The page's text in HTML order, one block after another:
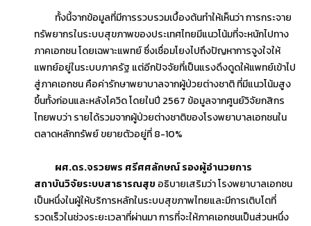
ทั้งนี้จากข้อมูลที่มีการรวบรวมเบื้องต้นทำให้เห็นว่า การกระจาย
ทรัพยากรในระบบสุขภาพของประเทศไทยมีแนวโน้มที่จะหนักไปทาง
ภาคเอกชน โดยเฉพาะแพทย์ ซึ่งเชื่อมโยงไปถึงปัญหาการจูงใจให้
แพทย์อยู่ในระบบภาครัฐ แต่อีกปัจจัยที่เป็นแรงดึงดูดให้แพทย์เข้าไป
สู่ภาคเอกชน คือค่ารักษาพยาบาลจากผู้ป่วยต่างชาติ ที่มีแนวโน้มสูง
ขึ้นทั้งก่อนและหลังโควิด โดยในปี 2567 ข้อมูลจากศูนย์วิจัยกสิกร
ไทยพบว่า รายได้รวมจากผู้ป่วยต่างชาติของโรงพยาบาลเอกชนใน
ตลาดหลักทรัพย์ ขยายตัวอยู่ที่ 8-10%
ผศ.ดร.จรวยพร ศรีศศลักษณ์ รองผู้อำนวยการ
สถาบันวิจัยระบบสาธารณสุข อธิบายเสริมว่า โรงพยาบาลเอกชน
เป็นหนึ่งในผู้ให้บริการหลักในระบบสุขภาพไทยและมีการเติบโตที่
รวดเร็วในช่วงระยะเวลาที่ผ่านมา การที่จะให้ภาคเอกชนเป็นส่วนหนึ่ง